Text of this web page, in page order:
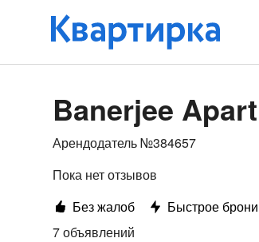
Banerjee
Арендодатель №384657
Пока нет отзывов
Без жалоб
Быстрое
7 объявлений